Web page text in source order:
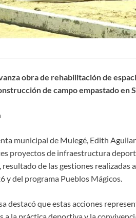
obra de rehabilitación de
de campo empastado en
municipal de Mulegé, Edith
proyectos de infraestructura
resultado de las gestiones
y del programa Pueblos Mágicos.
destacó que estas acciones